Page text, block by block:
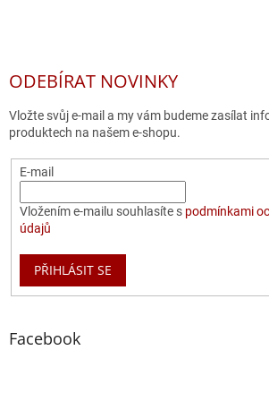
ODEBÍRAT NOVINKY
Vložte svůj e-mail a my vám budeme zasílat
produktech na našem e-shopu.
E-mail
Vložením e-mailu souhlasíte s podmínkami
údajů
PŘIHLÁSIT SE
Facebook